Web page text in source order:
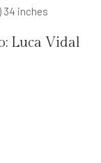
34 inches
Luca Vidal